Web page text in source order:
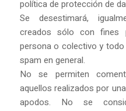
política de protección de
Se desestimará,
creados sólo con fines
persona o colectivo y
spam en general.
No se permiten
aquellos realizados por
apodos. No se